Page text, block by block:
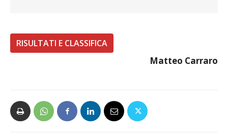
RISULTATI E CLASSIFICA
Matteo Carraro